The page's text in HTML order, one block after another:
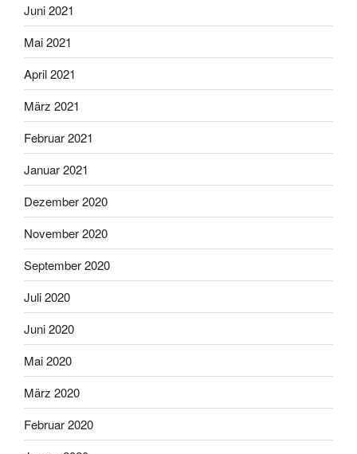
Juni 2021
Mai 2021
April 2021
März 2021
Februar 2021
Januar 2021
Dezember 2020
November 2020
September 2020
Juli 2020
Juni 2020
Mai 2020
März 2020
Februar 2020